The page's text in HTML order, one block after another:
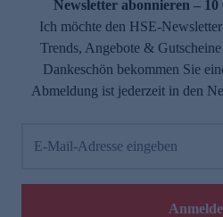
Newsletter abonnieren –
Ich möchte den HSE-
Trends, Angebote &
Dankeschön bekommen Sie
Abmeldung ist jederzeit in den
E-Mail-Adresse eingeben